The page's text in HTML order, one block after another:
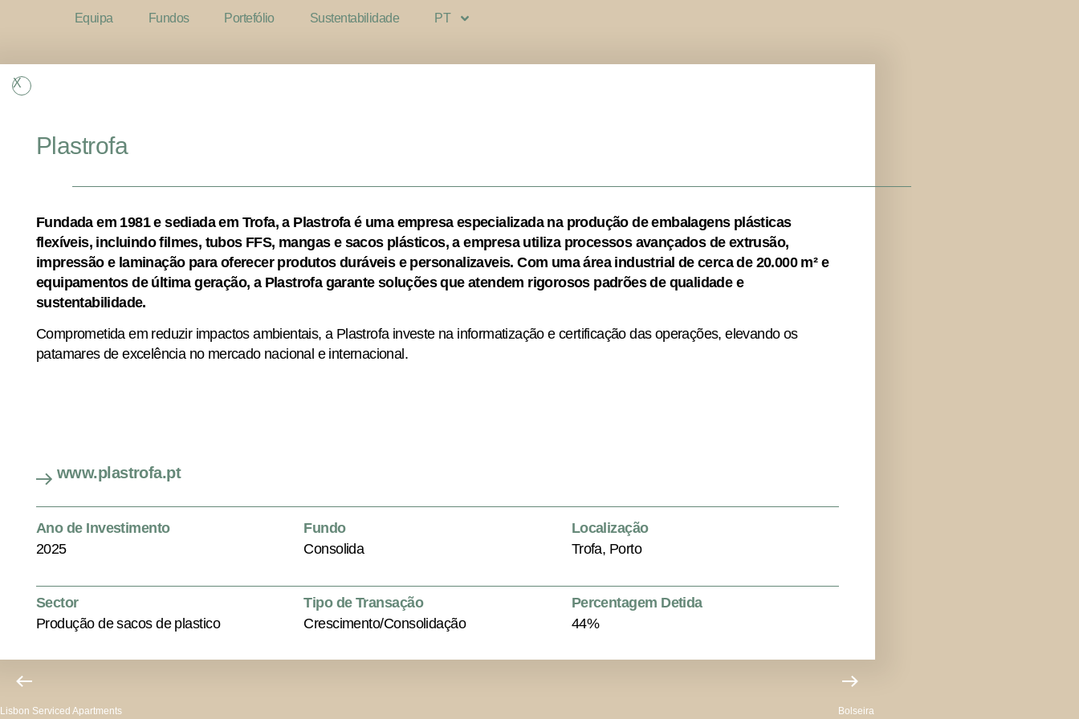
Equipa Fundos Portefólio Sustentabilidade PT
X
Plastrofa
Fundada em 1981 e sediada em Trofa, a Plastrofa é uma empresa especializada na produção de embalagens plásticas
flexíveis, incluindo filmes, tubos FFS, mangas e sacos plásticos, a empresa utiliza processos avançados de extrusão,
impressão e laminação para oferecer produtos duráveis e personalizaveis. Com uma área industrial de cerca de 20.000 m² e
equipamentos de última geração, a Plastrofa garante soluções que atendem rigorosos padrões de qualidade e
sustentabilidade.
Comprometida em reduzir impactos ambientais, a Plastrofa investe na informatização e certificação das operações, elevando os
patamares de excelência no mercado nacional e internacional.
www.plastrofa.pt
Ano de Investimento
2025
Sector
Produção de sacos de plastico
Fundo
Consolida
Tipo de Transação
Crescimento/Consolidação
Localização
Trofa, Porto
Percentagem Detida
44%
Lisbon Serviced Apartments Bolseira